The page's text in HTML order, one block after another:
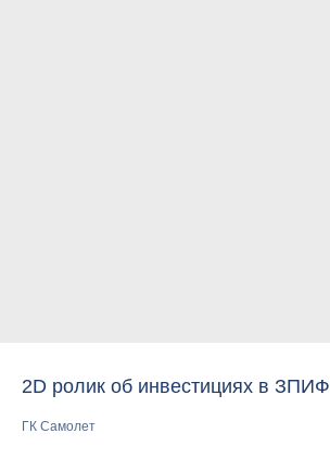
2D ролик об инвестициях в ЗПИФ
ГК Самолет